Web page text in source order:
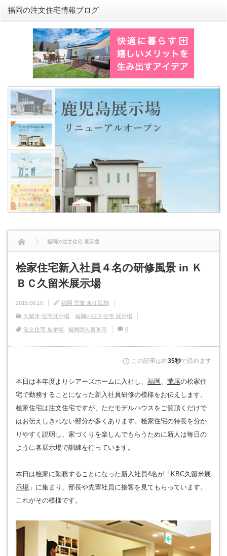
福岡の注文住宅情報ブログ
福岡の注文住宅 展示場
桧家住宅新入社員４名の研修風景 in ＫＢＣ久留米展示場
桧家住宅新入社員４名の研修風景 in Ｋ
ＢＣ久留米展示場
2015.08.10 福岡 営業 永江弘輝
久留米 住宅展示場 福岡の注文住宅 展示場
注文住宅 展示場 福岡県久留米市 0
この記事は約35秒で読めます
本日は本年度よりシアーズホームに入社し、 福岡 、 荒尾の桧家住
宅で勤務することになった新入社員研修の模様をお伝えします。
桧家住宅は注文住宅ですが、ただモデルハウスをご覧頂くだけで
はお伝えしきれない部分が多くあります。桧家住宅の特長を分か
りやすく説明し、家づくりを楽しんでもらうために新人は毎日の
ように各展示場で訓練を行っています。
本日は桧家に勤務することになった新入社員4名が「 KBC久留米展
示場 」に集まり、部長や先輩社員に接客を見てもらっています。
これがその模様です。